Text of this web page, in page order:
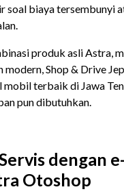
soal biaya tersembunyi
produk asli Astra,
modern, Shop & Drive
mobil terbaik di Jawa
pun dibutuhkan.
dengan
Otoshop